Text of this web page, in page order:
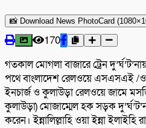
📸 Download News PhotoCard
170
গতকাল মোগলা বাজারে ট্রেন
পথে বাংলাদেশ রেলওয়ে এসএসএই /
ইনচার্জ ও কুলাউড়া রেলওয়ে জামে
কুলাউড়া) মোজাম্মেল হক সড়ক
করেন। ইন্নালিল্লাহি ওয়া ইন্না ইলাইহি